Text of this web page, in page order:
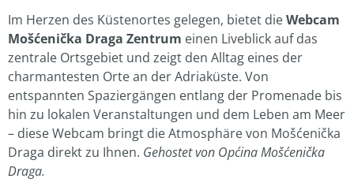
Im Herzen des Küstenortes gelegen, bietet dieWebcam
Mošćenička Draga Zentrum einen Liveblick auf das
zentrale Ortsgebiet und zeigt den Alltag eines der
charmantesten Orte an der Adriaküste. Von
entspannten Spaziergängen entlang der Promenade bis
hin zu lokalen Veranstaltungen und dem Leben am Meer
– diese Webcam bringt die Atmosphäre von Mošćenička
Draga direkt zu Ihnen. Gehostet von Općina Mošćenička
Draga.